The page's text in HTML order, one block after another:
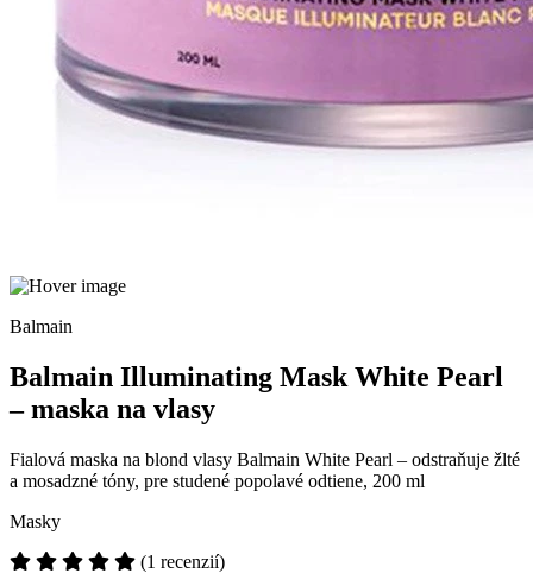
Balmain
Balmain Illuminating Mask White Pearl
– maska na vlasy
Fialová maska na blond vlasy Balmain White Pearl – odstraňuje žlté
a mosadzné tóny, pre studené popolavé odtiene, 200 ml
Masky
(1 recenzií)